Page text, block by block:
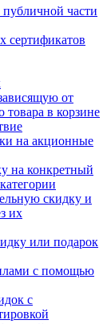
части
сертификатов
от
товара в корзине
на акционные
на конкретный
скидку и
их
или подарок
с помощью
с